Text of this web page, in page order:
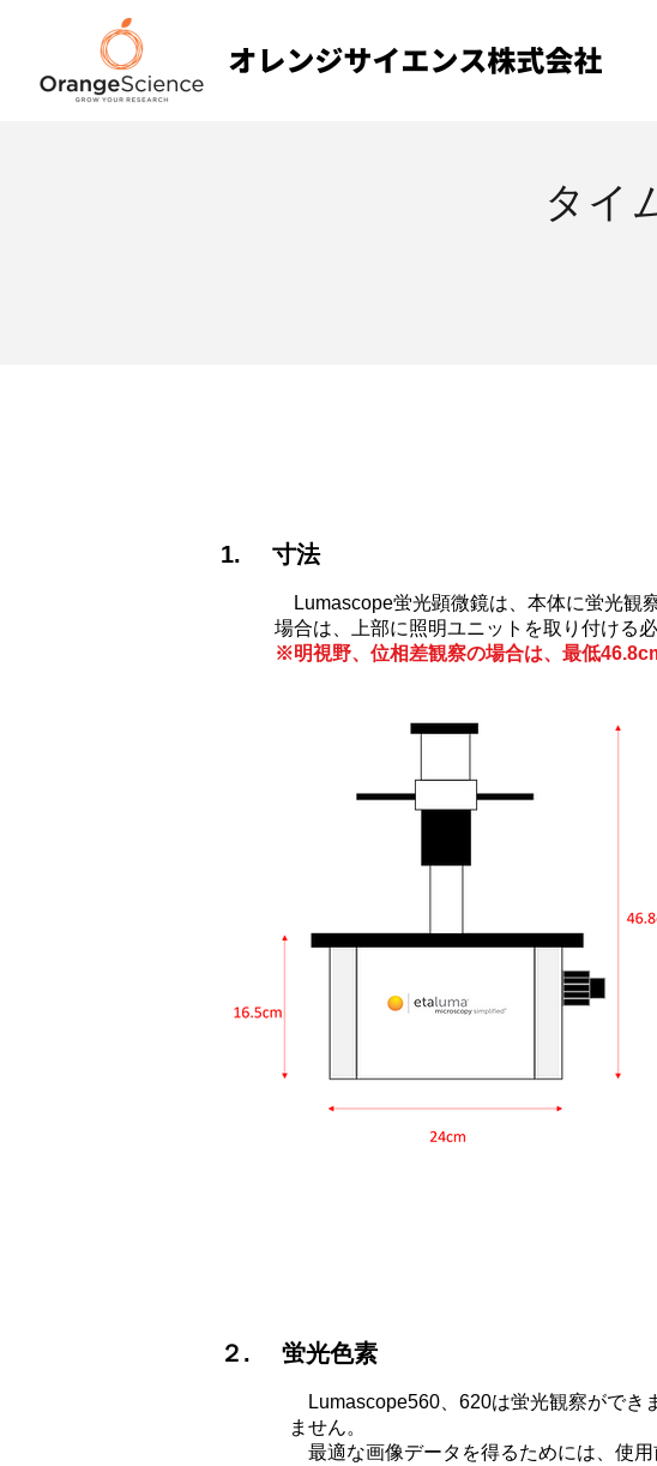
タイ
1. 寸法
Lumascope蛍光顕微鏡は、本体に蛍光観
場合は、上部に照明ユニットを取り付ける
※明視野、位相差観察の場合は、最低
２. 蛍光色素
Lumascope560、620は蛍光観察ができ
ません。
最適な画像データを得るためには、使